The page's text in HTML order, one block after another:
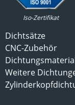
Iso-Zertifikat
Dichtsätze
CNC-Zubehör
Weitere